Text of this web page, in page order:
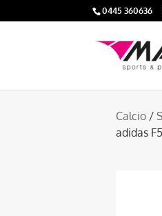
0445 360636
Calcio /
adidas